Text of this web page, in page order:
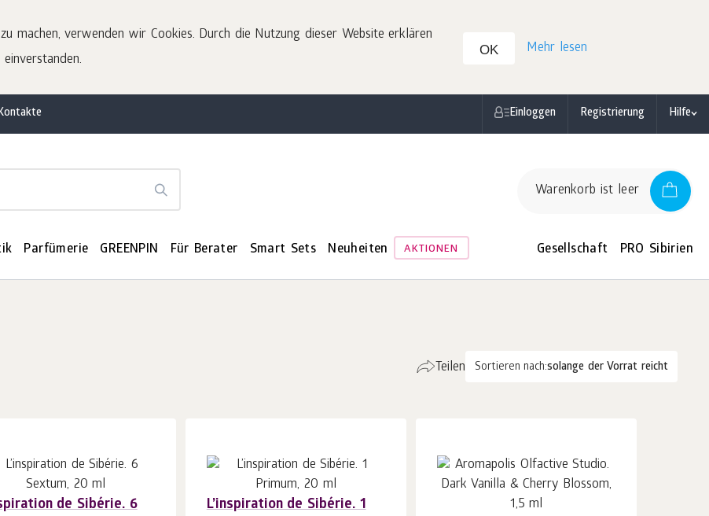
machen, verwenden wir Cookies. Durch die Nutzung dieser Website erklären
OK Mehr lesen
Einloggen Registrierung Hilfe
Warenkorb ist leer
Parfümerie GREENPIN Für Berater Smart Sets Neuheiten AKTIONEN Gesellschaft PRO Sibirien
Sortieren nach:solange der Vorrat reicht
Teilen
de Sibérie. 6
L’inspiration de Sibérie. 1